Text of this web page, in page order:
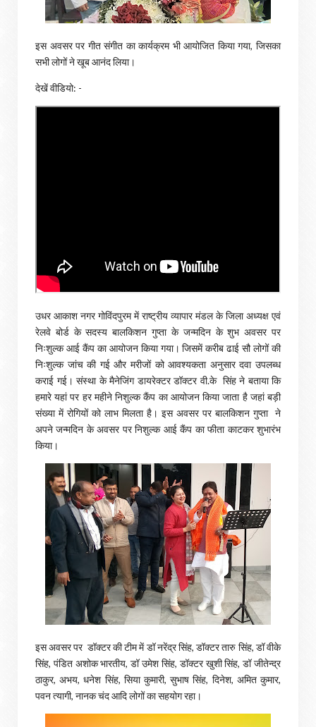
इस अवसर पर गीत संगीत का कार्यक्रम भी आयोजित किया गया, जिसका
सभी लोगों ने खूब आनंद लिया।
देखें वीडियो: -
उधर आकाश नगर गोविंदपुरम में राष्ट्रीय व्यापार मंडल के जिला अध्यक्ष एवं
रेलवे बोर्ड के सदस्य बालकिशन गुप्ता के जन्मदिन के शुभ अवसर पर
निःशुल्क आई कैंप का आयोजन किया गया। जिसमें करीब ढाई सौ लोगों की
निःशुल्क जांच की गई और मरीजों को आवश्यकता अनुसार दवा उपलब्ध
कराई गई। संस्था के मैनेजिंग डायरेक्टर डॉक्टर वी.के सिंह ने बताया कि
हमारे यहां पर हर महीने निशुल्क कैंप का आयोजन किया जाता है जहां बड़ी
संख्या में रोगियों को लाभ मिलता है। इस अवसर पर बालकिशन गुप्ता ने
अपने जन्मदिन के अवसर पर निशुल्क आई कैंप का फीता काटकर शुभारंभ
किया।
इस अवसर पर डॉक्टर की टीम में डॉ नरेंद्र सिंह, डॉक्टर तारु सिंह, डॉ वीके
सिंह, पंडित अशोक भारतीय, डॉ उमेश सिंह, डॉक्टर खुशी सिंह, डॉ जीतेन्द्र
ठाकुर, अभय, धनेश सिंह, सिया कुमारी, सुभाष सिंह, दिनेश, अमित कुमार,
पवन त्यागी, नानक चंद आदि लोगों का सहयोग रहा।